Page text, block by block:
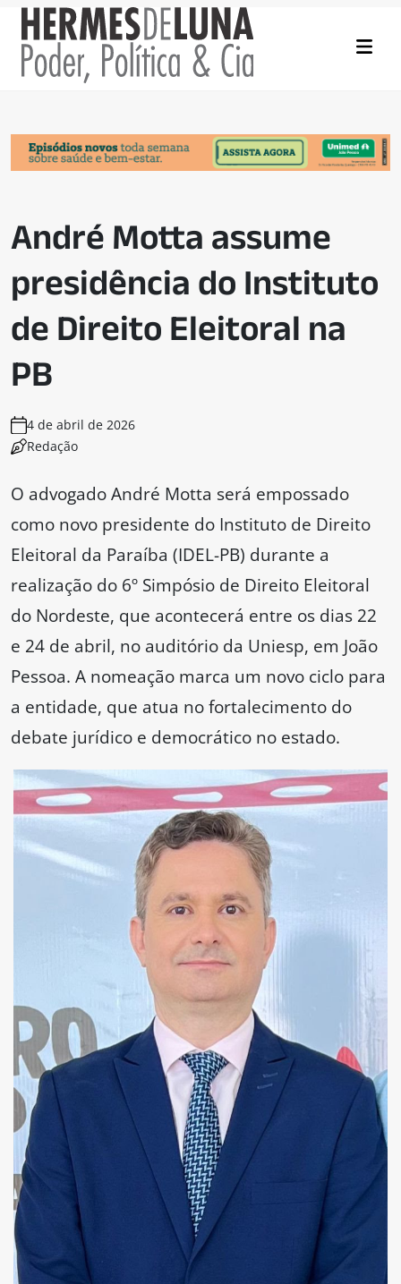
André Motta assume
presidência do Instituto
de Direito Eleitoral na
PB
4 de abril de 2026
Redação
O advogado André Motta será empossado
como novo presidente do Instituto de Direito
Eleitoral da Paraíba (IDEL-PB) durante a
realização do 6º Simpósio de Direito Eleitoral
do Nordeste, que acontecerá entre os dias 22
e 24 de abril, no auditório da Uniesp, em João
Pessoa. A nomeação marca um novo ciclo para
a entidade, que atua no fortalecimento do
debate jurídico e democrático no estado.